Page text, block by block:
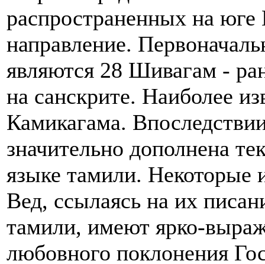
распространенных на
направление.
являются 28 Шивагам -
на санскрите. Наиболее
Камикагама.
значительно дополнена
языке тамили. Некоторые
Вед, ссылаясь на их
тамили, имеют ярко-
любовного поклонения